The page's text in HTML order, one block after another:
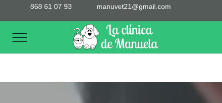
868 61 07 93 manuvet21@gmail.com
Mobile Menu Toggle